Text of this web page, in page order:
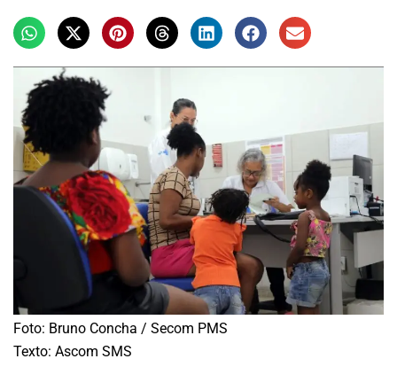
Foto: Bruno Concha / Secom PMS
Texto: Ascom SMS